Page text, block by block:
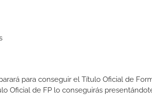
para conseguir el Título Oficial de
Oficial de FP lo conseguirás